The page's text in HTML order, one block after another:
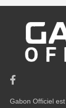
Gabon Officiel